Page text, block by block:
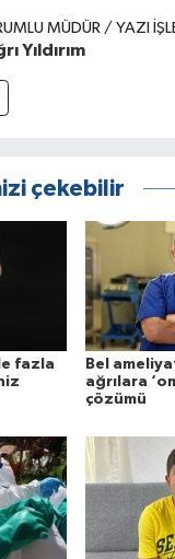
MÜDÜR / YAZI
Yıldırım
çekebilir
fazla
Bel
ağrılara
çözümü